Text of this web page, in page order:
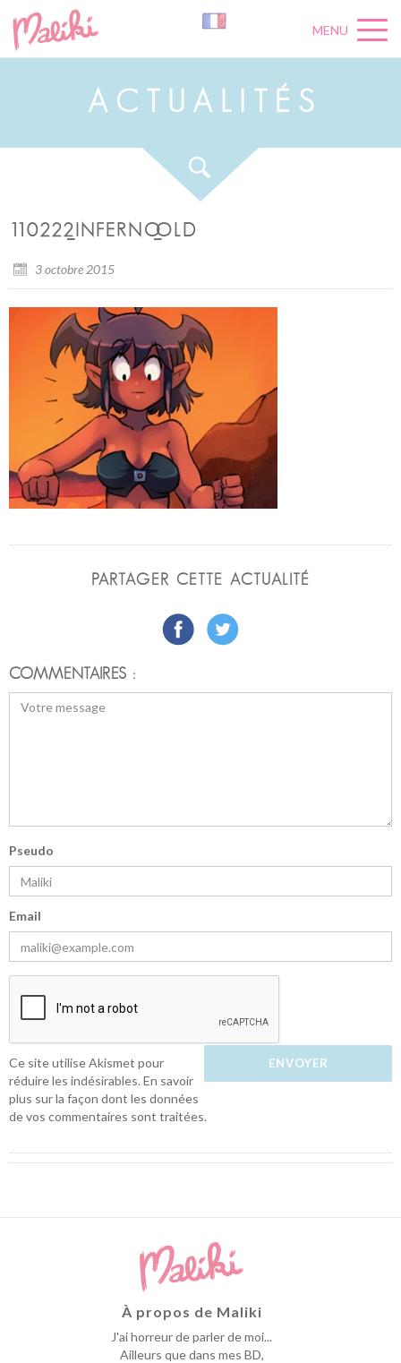
MENU
A C U A L É S
110222_INFERNO_OLD
3 octobre 2015
PARTAGER CETTE ACTUALITÉ
COMMENTAIRES :
Pseudo
Email
Ce site utilise Akismet pour
réduire les indésirables.En savoir
plus sur la façon dont les données
de vos commentaires sont traitées.
À propos de Maliki
J'ai horreur de parler de moi...
Ailleurs que dans mes BD,